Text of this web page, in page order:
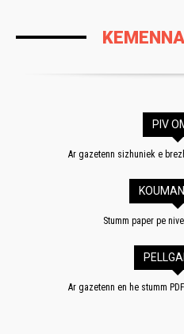
PIV
Ar gazetenn sizhuniek e
Stumm paper pe
Ar gazetenn en he stumm